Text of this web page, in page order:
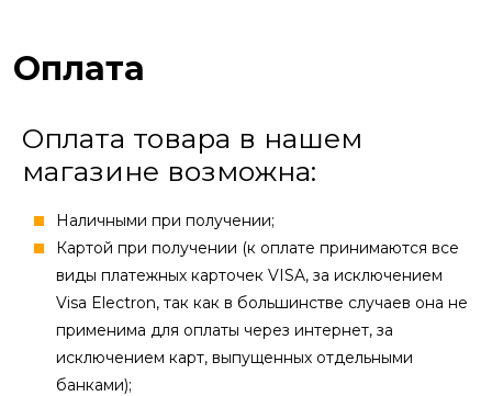
Оплата
Оплата товара в нашем
магазине возможна:
Наличными при получении;
Картой при получении (к оплате принимаются все
виды платежных карточек VISA, за исключением
Visa Electron, так как в большинстве случаев она не
применима для оплаты через интернет, за
исключением карт, выпущенных отдельными
банками);